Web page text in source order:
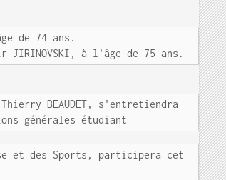
de 74 ans.
à l'âge de 75 ans.
BEAUDET, s'entretiendra
générales étudiant
et des Sports, participera cet